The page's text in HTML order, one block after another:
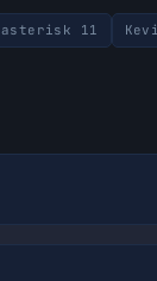
asterisk 11